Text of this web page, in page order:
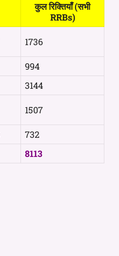
कुल रिक्तियाँ (सभी
RRBs)
1736
994
3144
1507
732
8113